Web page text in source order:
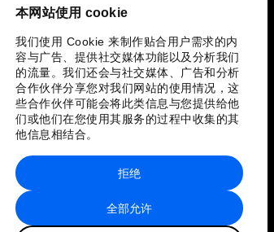
本网站使用 cookie
我们使用 Cookie 来制作贴合用户需求的内
容与广告、提供社交媒体功能以及分析我们
的流量。我们还会与社交媒体、广告和分析
合作伙伴分享您对我们网站的使用情况，这
些合作伙伴可能会将此类信息与您提供给他
们或他们在您使用其服务的过程中收集的其
他信息相结合。
全部允许
拒绝